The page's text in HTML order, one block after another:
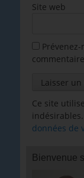
Site web
Ce site
indésirables.
données de
Bienvenue